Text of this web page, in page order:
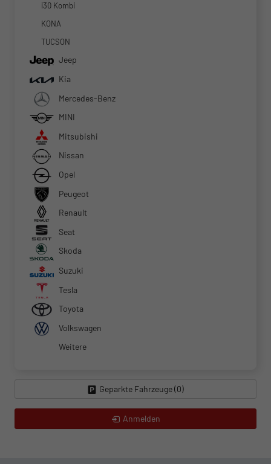
i30 Kombi
KONA
TUCSON
Jeep
Kia
Mercedes-Benz
MINI
Mitsubishi
Nissan
Opel
Peugeot
Renault
Seat
Skoda
Suzuki
Tesla
Toyota
Volkswagen
Weitere
Geparkte Fahrzeuge (0)
Anmelden